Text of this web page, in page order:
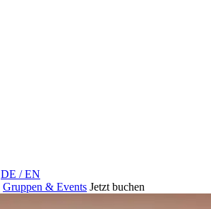
DE / EN
Gruppen & Events Jetzt buchen